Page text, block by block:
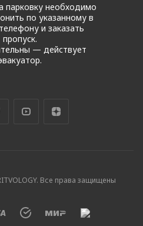
парковку необходимо
по указанному в
и заказать
пропуск.
— действует
Все права защищены